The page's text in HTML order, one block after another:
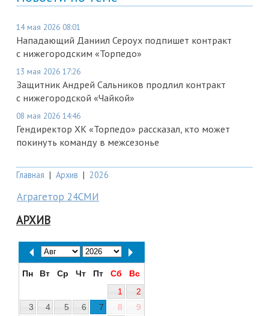
14 мая 2026 08:01
Нападающий Даниил Сероух подпишет контракт
с нижегородским «Торпедо»
13 мая 2026 17:26
Защитник Андрей Сальников продлил контракт
с нижегородской «Чайкой»
08 мая 2026 14:46
Гендиректор ХК «Торпедо» рассказал, кто может
покинуть команду в межсезонье
Главная | Архив | 2026
Аграгетор 24СМИ
АРХИВ
Пн Вт Ср Чт Пт Сб
Вс
1
2
3
4 5 6 7 8
9